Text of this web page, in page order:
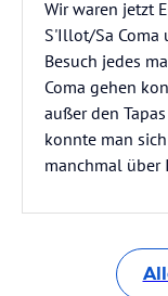
Wir waren jetzt
S'Illot/Sa Coma
Besuch jedes
Coma gehen
außer den
konnte man
manchmal über